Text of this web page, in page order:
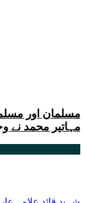
مسلمان اور
مہاتیر محمد نے